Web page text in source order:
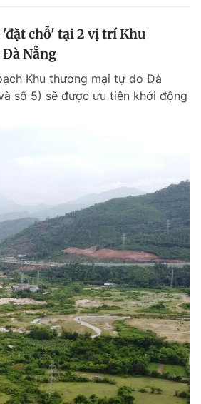
chỗ' tại 2 vị trí Khu
Nẵng
Khu thương mại tự do Đà
số 5) sẽ được ưu tiên khởi động